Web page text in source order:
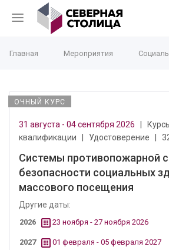
Главная Мероприятия
ОЧНЫЙ КУРС
31 августа - 04 сентября 2026
квалификации
Удостоверение
Системы противопожарной
безопасности социальных
массового посещения
Другие даты:
2026 23 ноября - 27 ноября 2026
2027
01 февраля - 05 февраля 2027